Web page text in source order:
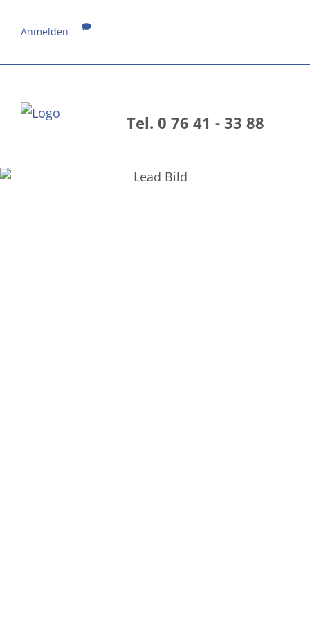
Anmelden
Tel. 0 76 41 - 33 88